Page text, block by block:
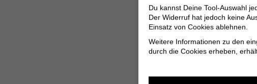
Du kannst Deine Tool-Auswahl
Der Widerruf hat jedoch keine
Einsatz von Cookies ablehnen.
Weitere Informationen zu den
durch die Cookies erheben,